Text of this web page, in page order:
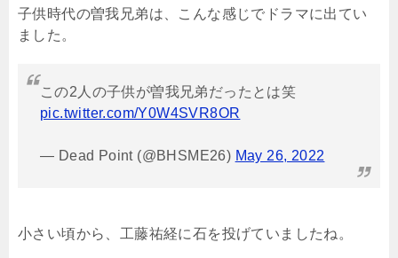
子供時代の曽我兄弟は、こんな感じでドラマに出てい
ました。
この2人の子供が曽我兄弟だったとは笑
pic.twitter.com/Y0W4SVR8OR
— Dead Point (@BHSME26) May 26, 2022
小さい頃から、工藤祐経に石を投げていましたね。